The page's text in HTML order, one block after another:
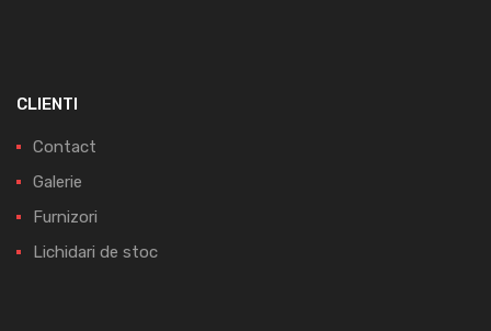
CLIENTI
Contact
Galerie
Furnizori
Lichidari de stoc